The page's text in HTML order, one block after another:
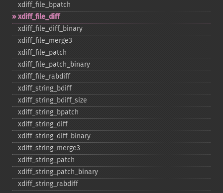
xdiff_​file_​bpatch
xdiff_​file_​diff
xdiff_​file_​diff_​binary
xdiff_​file_​merge3
xdiff_​file_​patch
xdiff_​file_​patch_​binary
xdiff_​file_​rabdiff
xdiff_​string_​bdiff
xdiff_​string_​bdiff_​size
xdiff_​string_​bpatch
xdiff_​string_​diff
xdiff_​string_​diff_​binary
xdiff_​string_​merge3
xdiff_​string_​patch
xdiff_​string_​patch_​binary
xdiff_​string_​rabdiff